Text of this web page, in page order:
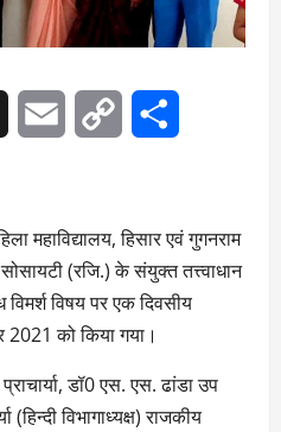
Email
Copy
महाविद्यालय, हिसार एवं गुगनराम
(रजि.) के संयुक्त तत्त्वाधान
विमर्श विषय पर एक दिवसीय
2021 को किया गया।
डॉ0 एस. एस. ढांडा उप
(हिन्दी विभागाध्यक्ष) राजकीय